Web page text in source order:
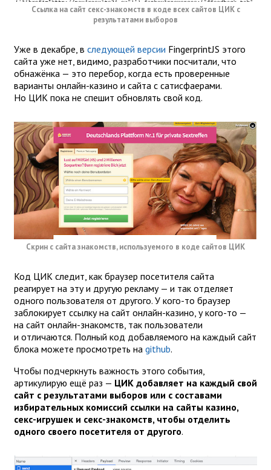
Ссылка на сайт секс-знакомств в коде всех сайтов ЦИК с
результатами выборов
Уже в декабре, в следующей версии FingerprintJS этого
сайта уже нет, видимо, разработчики посчитали, что
обнажёнка — это перебор, когда есть проверенные
варианты онлайн-казино и сайта с сатисфаерами.
Но ЦИК пока не спешит обновлять свой код.
Скрин с сайта знакомств, используемого в коде сайтов ЦИК
Код ЦИК следит, как браузер посетителя сайта
реагирует на эту и другую рекламу — и так отделяет
одного пользователя от другого. У кого-то браузер
заблокирует ссылку на сайт онлайн-казино, у кого-то —
на сайт онлайн-знакомств, так пользователи
и отличаются. Полный код добавляемого на каждый сайт
блока можете просмотреть на github.
Чтобы подчеркнуть важность этого события,
артикулирую ещё раз — ЦИК добавляет на каждый свой
сайт с результатами выборов или с составами
избирательных комиссий ссылки на сайты казино,
секс-игрушек и секс-знакомств, чтобы отделить
одного своего посетителя от другого.